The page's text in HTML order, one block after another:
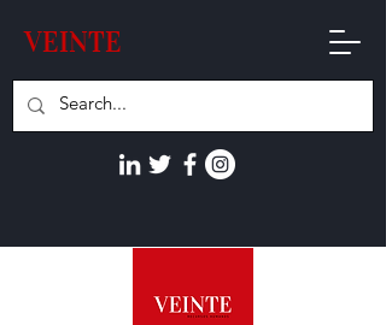
VEINTE